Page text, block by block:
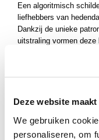
Deze website
We gebruiken
personaliseren, om
Een algoritmisch
liefhebbers van
Dankzij de unieke
uitstraling vormen deze
woonkamers,
samenbrengen. Ontdek
creëert binnen de
exclusieve en
kunstwerk.